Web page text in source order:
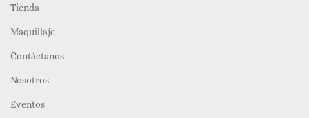
Tienda
Maquillaje
Contáctanos
Nosotros
Eventos